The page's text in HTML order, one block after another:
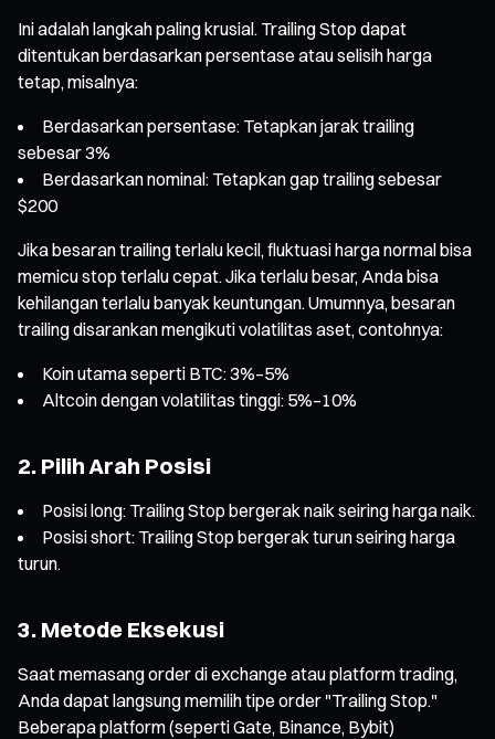
Ini adalah langkah paling krusial. Trailing Stop dapat
ditentukan berdasarkan persentase atau selisih harga
tetap, misalnya:
Berdasarkan persentase: Tetapkan jarak trailing
sebesar 3%
Berdasarkan nominal: Tetapkan gap trailing sebesar
$200
Jika besaran trailing terlalu kecil, fluktuasi harga normal bisa
memicu stop terlalu cepat. Jika terlalu besar, Anda bisa
kehilangan terlalu banyak keuntungan. Umumnya, besaran
trailing disarankan mengikuti volatilitas aset, contohnya:
Koin utama seperti BTC: 3%–5%
Altcoin dengan volatilitas tinggi: 5%–10%
2. Pilih Arah Posisi
Posisi long: Trailing Stop bergerak naik seiring harga naik.
Posisi short: Trailing Stop bergerak turun seiring harga
turun.
3. Metode Eksekusi
Saat memasang order di exchange atau platform trading,
Anda dapat langsung memilih tipe order "Trailing Stop."
Beberapa platform (seperti Gate, Binance, Bybit)